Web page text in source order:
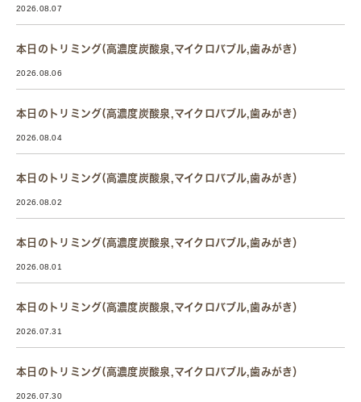
2026.08.07
本日のトリミング(高濃度炭酸泉,マイクロバブル,歯みがき）
2026.08.06
本日のトリミング(高濃度炭酸泉,マイクロバブル,歯みがき）
2026.08.04
本日のトリミング(高濃度炭酸泉,マイクロバブル,歯みがき）
2026.08.02
本日のトリミング(高濃度炭酸泉,マイクロバブル,歯みがき）
2026.08.01
本日のトリミング(高濃度炭酸泉,マイクロバブル,歯みがき）
2026.07.31
本日のトリミング(高濃度炭酸泉,マイクロバブル,歯みがき）
2026.07.30